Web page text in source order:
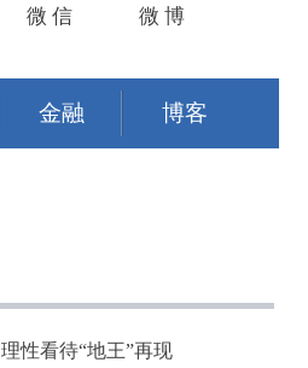
微 信 微 博
金融 博客
理性看待“地王”再现